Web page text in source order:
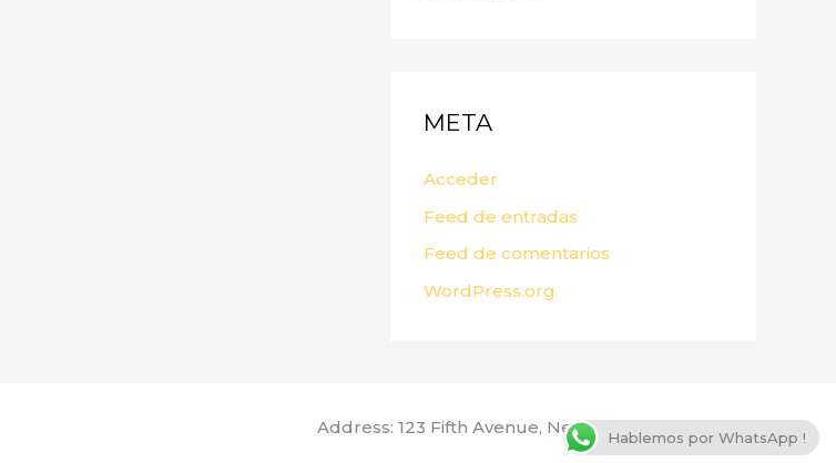
META
Acceder
Feed de entradas
Feed de comentarios
WordPress.org
Address: 123 Fifth Avenue, New York, NY 10160, USA
Hablemos por WhatsApp !